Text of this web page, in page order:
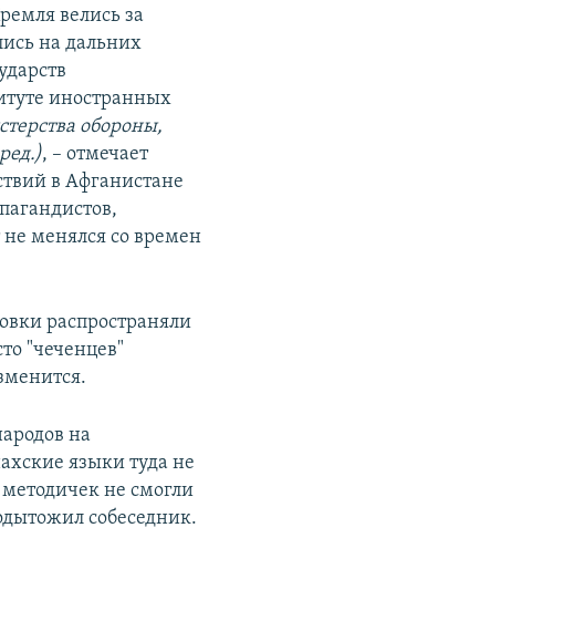
велись за
на дальних
иностранных
обороны,
, – отмечает
в Афганистане
менялся со времен
распространяли
"чеченцев"
на
языки туда не
не смогли
собеседник.